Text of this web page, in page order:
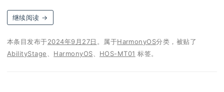
继续阅读 →
本条目发布于2024年9月27日 。属于HarmonyOS分类，被贴了
AbilityStage
HarmonyOS HOS-MT01 标签。